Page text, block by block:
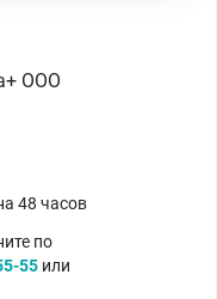
ООО
48 часов
по
55 или